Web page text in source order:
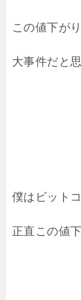
この値下が
大事件だと
僕はビット
正直この値